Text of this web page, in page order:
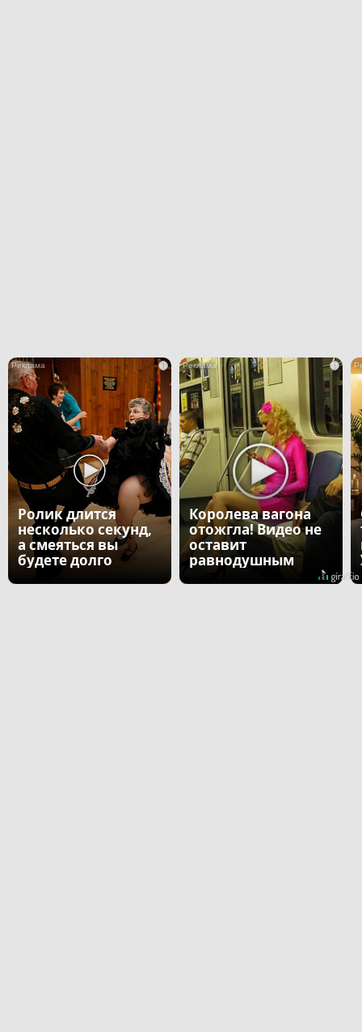
i
Ролик длится
несколько секунд,
а смеяться вы
будете долго
i
Королева вагона
отожгла! Видео не
оставит
равнодушным